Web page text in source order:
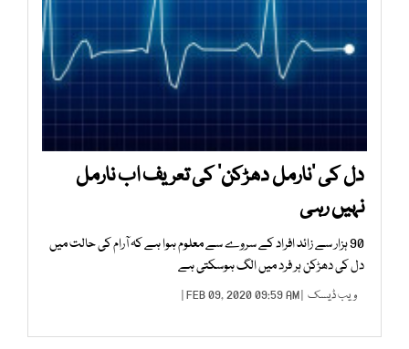
دل کی ’نارمل دھڑکن‘ کی تعریف اب نارمل
نہیں رہی
90 ہزار سے زائد افراد کے سروے سے معلوم ہوا ہے کہ آرام کی حالت میں
دل کی دھڑکن ہر فرد میں الگ ہوسکتی ہے
ویب ڈیسک | FEB 09, 2020 09:59 AM |